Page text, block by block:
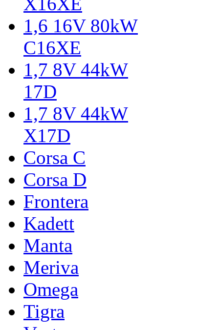
1,6 16V 80kW
C16XE
1,7 8V 44kW
17D
1,7 8V 44kW
X17D
Corsa C
Corsa D
Frontera
Kadett
Manta
Meriva
Omega
Tigra